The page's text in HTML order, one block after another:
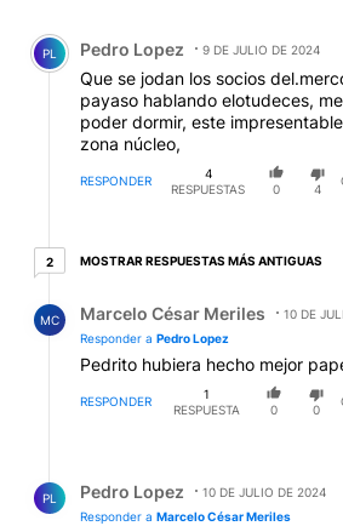
Comentario de Pedro Lopez.
PL Pedro Lopez 9 DE JULIO DE 2024
Que se jodan los socios
payaso hablando elotudeces,
poder dormir, este
zona núcleo,
RESPONDER
4
RESPUESTAS
0 4
22 respuestas más antiguas
MOSTRAR RESPUESTAS MÁS ANTIGUAS
MC Marcelo César Meriles
10 DE
Responder a Pedro Lopez
Pedrito hubiera hecho mejor
RESPONDER
1
RESPUESTA
0 0
PL Pedro Lopez
10 DE JULIO DE 2024
Responder a Marcelo César Meriles